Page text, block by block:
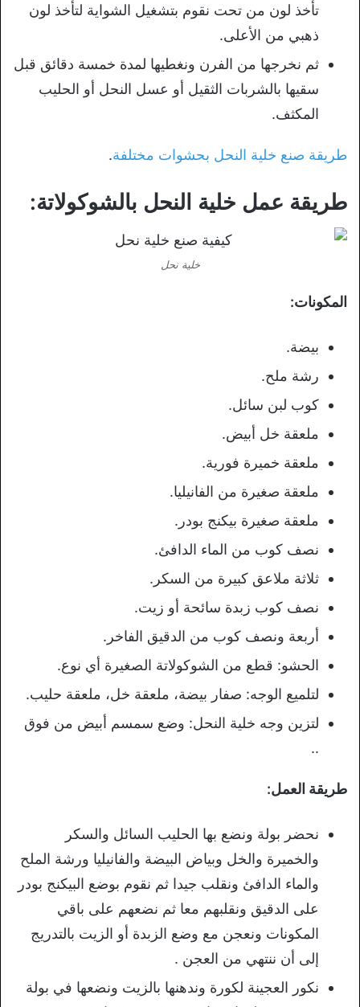
تأخذ لون من تحت نقوم بتشغيل الشواية لتأخذ لون
ذهبي من الأعلى.
ثم نخرجها من الفرن ونغطيها لمدة خمسة دقائق قبل
سقيها بالشربات الثقيل أو عسل النحل أو الحليب
المكثف.
طريقة صنع خلية النحل بحشوات مختلفة.
طريقة عمل خلية النحل بالشوكولاتة:
خلية نحل
المكونات:
بيضة.
رشة ملح.
كوب لبن سائل.
ملعقة خل أبيض.
ملعقة خميرة فورية.
ملعقة صغيرة من الفانيليا.
ملعقة صغيرة بيكنج بودر.
نصف كوب من الماء الدافئ.
ثلاثة ملاعق كبيرة من السكر.
نصف كوب زبدة سائحة أو زيت.
أربعة ونصف كوب من الدقيق الفاخر.
الحشو: قطع من الشوكولاتة الصغيرة أي نوع.
لتلميع الوجه: صفار بيضة، ملعقة خل، ملعقة حليب.
لتزين وجه خلية النحل: وضع سمسم أبيض من فوق
..
طريقة العمل:
نحضر بولة ونضع بها الحليب السائل والسكر
والخميرة والخل وبياض البيضة والفانيليا ورشة الملح
والماء الدافئ ونقلب جيدا ثم نقوم بوضع البيكنج بودر
على الدقيق ونقلبهم معا ثم نضعهم على باقي
المكونات ونعجن مع وضع الزبدة أو الزيت بالتدريج
إلى أن ننتهي من العجن .
نكور العجينة لكورة وندهنها بالزيت ونضعها في بولة